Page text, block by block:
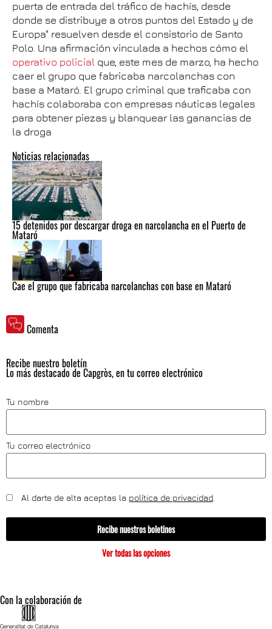
Noticias relacionadas
15 detenidos por descargar droga en narcolancha en el Puerto de
Mataró
Cae el grupo que fabricaba narcolanchas con base en Mataró
puerta de entrada del tráfico de hachís, desde
donde se distribuye a otros puntos del Estado y de
Europa" resuelven desde el consistorio de Santo
Polo. Una afirmación vinculada a hechos cómo el
operativo policial que, este mes de marzo, ha hecho
caer el grupo que fabricaba narcolanchas con
base a Mataró. El grupo criminal que traficaba con
hachís colaboraba con empresas náuticas legales
para obtener piezas y blanquear las ganancias de
la droga
Comenta
Recibe nuestro boletín
Lo más destacado de Capgròs, en tu correo electrónico
Tu nombre
Tu correo electrónico
Al darte de alta aceptas la política de privacidad.
Recibe nuestros boletines
Ver todas las opciones
Con la colaboración de